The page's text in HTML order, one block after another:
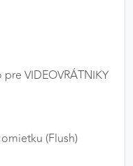
VIDEOVRÁTNIKY
(Flush)